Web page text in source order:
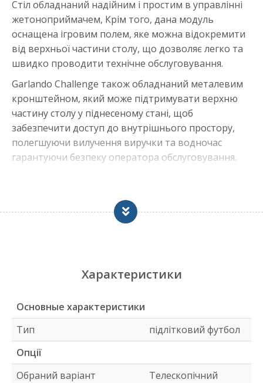
Стіл обладнаний надійним і простим в управлінні
жетоноприймачем, Крім того, дана модуль
оснащена ігровим полем, яке можна відокремити
від верхньої частини столу, що дозволяє легко та
швидко проводити технічне обслуговування.
Garlando Challenge також обладнаний металевим
кронштейном, який може підтримувати верхню
частину столу у піднесеному стані, щоб
забезпечити доступ до внутрішнього простору,
полегшуючи вилучення виручки та водночас
гарантуючи безпеку оператора обслуговування.
складних систем прийому монет (таких як
електромеханічна система або електронна
Ширина:76 см
Ширина із наскрізними стрижнями:120см
Ширина із телескопічними стрижнями:
110см
Висота:90,5 см
Характеристики
Основные характеристики
Тип
підлітковий футбол
Опції
Обраний варіант
Телескопічний